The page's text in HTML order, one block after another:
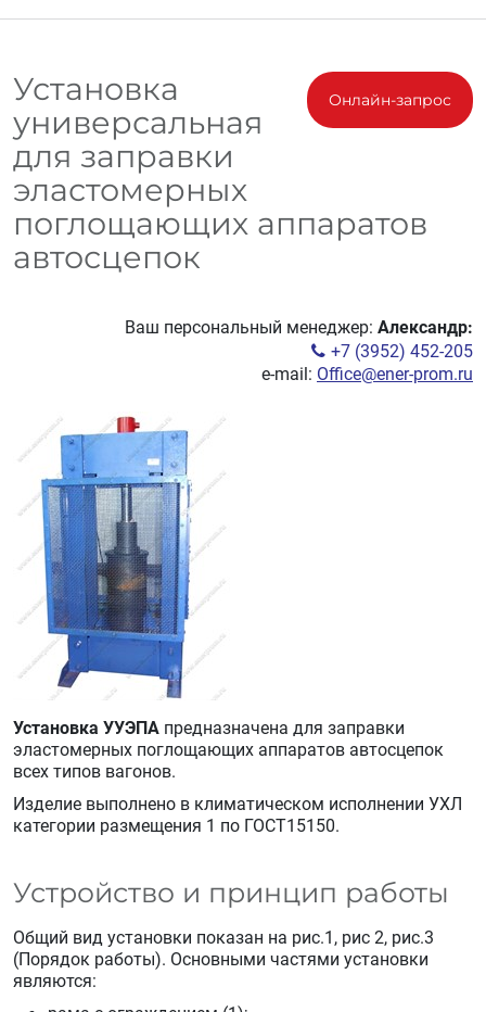
Онлайн-запрос
Установка
универсальная
для заправки
эластомерных
поглощающих аппаратов
автосцепок
Ваш персональный менеджер: Александр:
+7 (3952) 452-205
e-mail: Office@ener-prom.ru
Установка УУЭПА предназначена для заправки
эластомерных поглощающих аппаратов автосцепок
всех типов вагонов.
Изделие выполнено в климатическом исполнении УХЛ
категории размещения 1 по ГОСТ15150.
Устройство и принцип работы
Общий вид установки показан на рис.1, рис 2, рис.3
(Порядок работы). Основными частями установки
являются: